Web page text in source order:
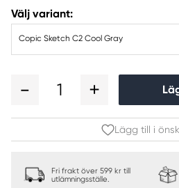
Välj variant:
Copic Sketch C2 Cool Gray
1
Lägg till i
Fri frakt över 599 kr till
utlämningsställe.